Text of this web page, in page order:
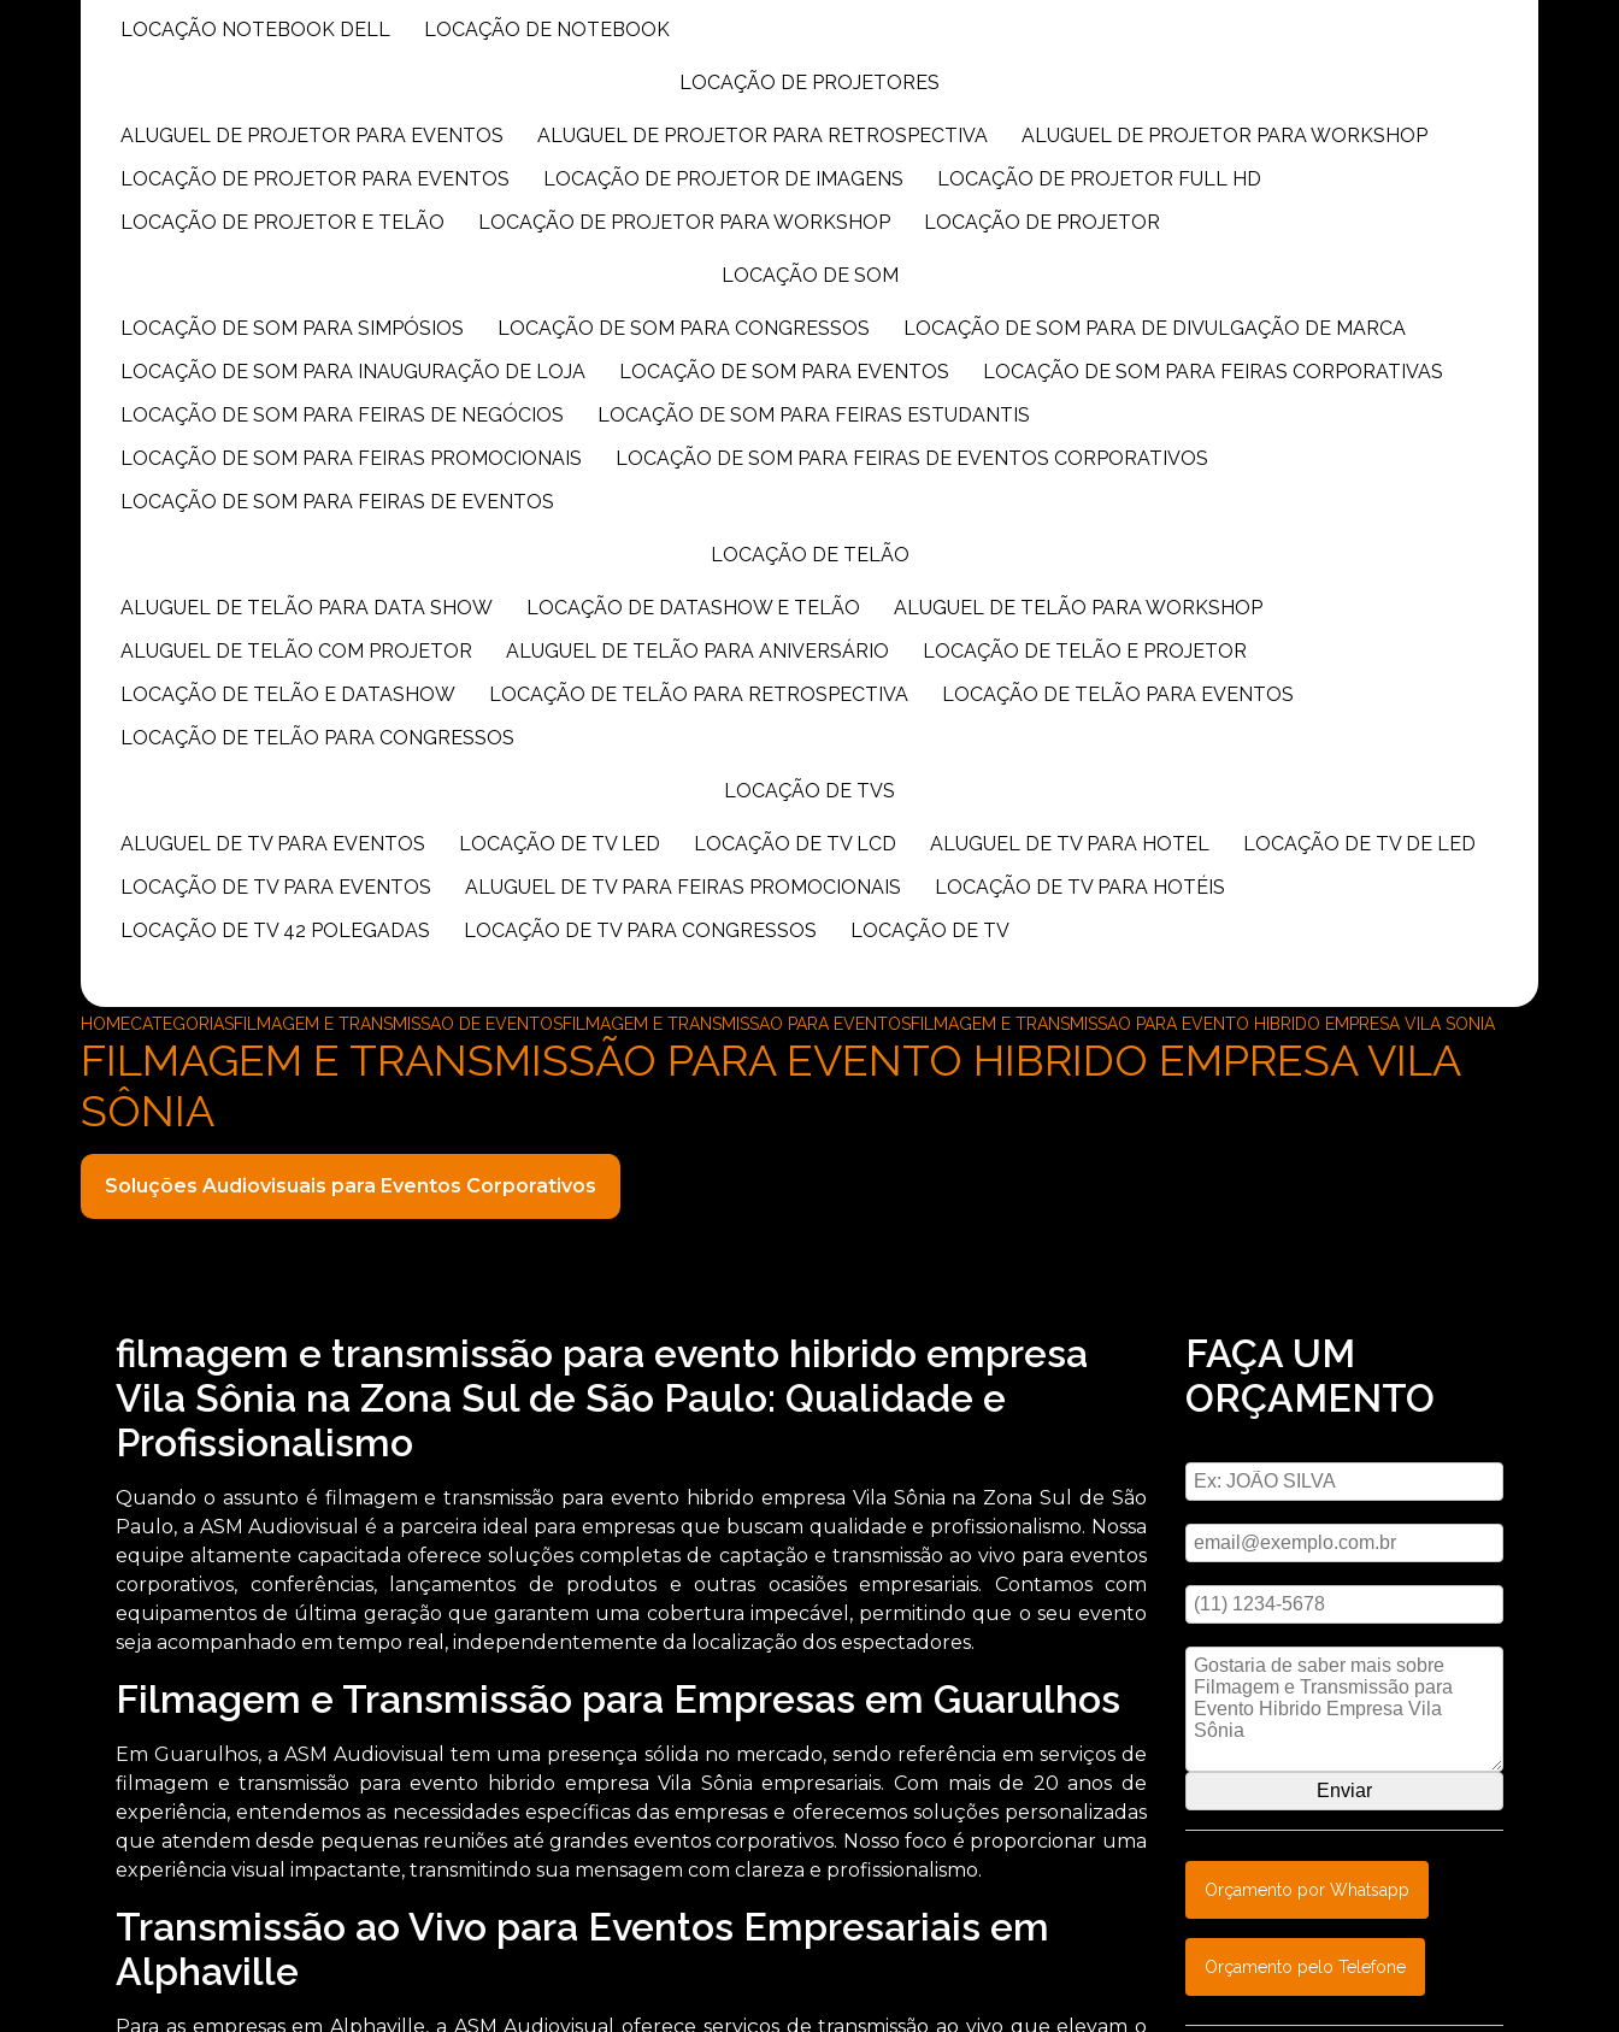
LOCAÇÃO NOTEBOOK DELL
LOCAÇÃO DE NOTEBOOK
LOCAÇÃO DE PROJETORES
ALUGUEL DE PROJETOR PARA EVENTOS ALUGUEL DE PROJETOR PARA RETROSPECTIVA
ALUGUEL DE PROJETOR PARA WORKSHOP
LOCAÇÃO DE PROJETOR PARA EVENTOS
LOCAÇÃO DE PROJETOR DE IMAGENS
LOCAÇÃO DE PROJETOR FULL HD
LOCAÇÃO DE PROJETOR E TELÃO
LOCAÇÃO DE PROJETOR PARA WORKSHOP LOCAÇÃO DE PROJETOR
LOCAÇÃO DE SOM
LOCAÇÃO DE SOM PARA SIMPÓSIOS LOCAÇÃO DE SOM PARA CONGRESSOS
LOCAÇÃO DE SOM PARA DE DIVULGAÇÃO DE MARCA
LOCAÇÃO DE SOM PARA INAUGURAÇÃO DE LOJA
LOCAÇÃO DE SOM PARA EVENTOS
LOCAÇÃO DE SOM PARA FEIRAS CORPORATIVAS
LOCAÇÃO DE SOM PARA FEIRAS DE NEGÓCIOS
LOCAÇÃO DE SOM PARA FEIRAS ESTUDANTIS
LOCAÇÃO DE SOM PARA FEIRAS PROMOCIONAIS
LOCAÇÃO DE SOM PARA FEIRAS DE EVENTOS CORPORATIVOS
LOCAÇÃO DE SOM PARA FEIRAS DE EVENTOS
LOCAÇÃO DE TELÃO
ALUGUEL DE TELÃO PARA DATA SHOW LOCAÇÃO DE DATASHOW E TELÃO
ALUGUEL DE TELÃO PARA WORKSHOP
ALUGUEL DE TELÃO COM PROJETOR
ALUGUEL DE TELÃO PARA ANIVERSÁRIO
LOCAÇÃO DE TELÃO E PROJETOR
LOCAÇÃO DE TELÃO E DATASHOW
LOCAÇÃO DE TELÃO PARA RETROSPECTIVA
LOCAÇÃO DE TELÃO PARA EVENTOS
LOCAÇÃO DE TELÃO PARA CONGRESSOS
LOCAÇÃO DE TVS
ALUGUEL DE TV PARA EVENTOS LOCAÇÃO DE TV LED LOCAÇÃO DE TV LCD ALUGUEL DE TV PARA HOTEL
LOCAÇÃO DE TV DE LED
LOCAÇÃO DE TV PARA EVENTOS
ALUGUEL DE TV PARA FEIRAS PROMOCIONAIS
LOCAÇÃO DE TV PARA HOTÉIS
LOCAÇÃO DE TV 42 POLEGADAS
LOCAÇÃO DE TV PARA CONGRESSOS LOCAÇÃO DE TV
HOMECATEGORIASFILMAGEM E TRANSMISSAO DE EVENTOSFILMAGEM E TRANSMISSAO PARA EVENTOSFILMAGEM E TRANSMISSAO PARA EVENTO HIBRIDO EMPRESA VILA SONIA
FILMAGEM E TRANSMISSÃO PARA EVENTO HIBRIDO EMPRESA VILA
SÔNIA
Soluções Audiovisuais para Eventos Corporativos
filmagem e transmissão para evento hibrido empresa
Vila Sônia na Zona Sul de São Paulo: Qualidade e
Profissionalismo
Quando o assunto é filmagem e transmissão para evento hibrido empresa Vila Sônia na Zona Sul de São
Paulo, a ASM Audiovisual é a parceira ideal para empresas que buscam qualidade e profissionalismo. Nossa
equipe altamente capacitada oferece soluções completas de captação e transmissão ao vivo para eventos
corporativos, conferências, lançamentos de produtos e outras ocasiões empresariais. Contamos com
equipamentos de última geração que garantem uma cobertura impecável, permitindo que o seu evento
seja acompanhado em tempo real, independentemente da localização dos espectadores.
Filmagem e Transmissão para Empresas em Guarulhos
Em Guarulhos, a ASM Audiovisual tem uma presença sólida no mercado, sendo referência em serviços de
filmagem e transmissão para evento hibrido empresa Vila Sônia empresariais. Com mais de 20 anos de
experiência, entendemos as necessidades específicas das empresas e oferecemos soluções personalizadas
que atendem desde pequenas reuniões até grandes eventos corporativos. Nosso foco é proporcionar uma
experiência visual impactante, transmitindo sua mensagem com clareza e profissionalismo.
Transmissão ao Vivo para Eventos Empresariais em
Alphaville
Para as empresas em Alphaville, a ASM Audiovisual oferece serviços de transmissão ao vivo que elevam o
FAÇA UM
ORÇAMENTO
Orçamento por Whatsapp
Orçamento pelo Telefone